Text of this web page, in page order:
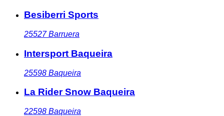
Besiberri Sports
25527 Barruera
Intersport Baqueira
25598 Baqueira
La Rider Snow Baqueira
22598 Baqueira